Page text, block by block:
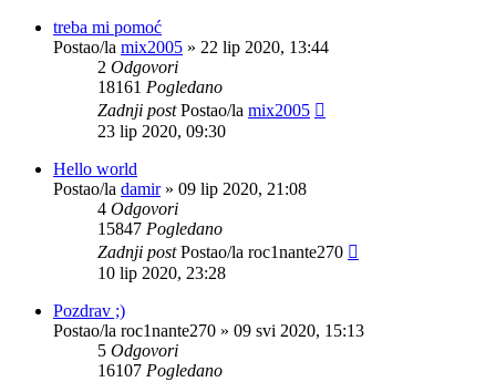
treba mi pomoć
Postao/la mix2005 » 22 lip 2020, 13:44
2 Odgovori
18161 Pogledano
Zadnji postPostao/la mix2005
23 lip 2020, 09:30
Hello world
Postao/la damir» 09 lip 2020, 21:08
4 Odgovori
15847 Pogledano
Zadnji postPostao/la roc1nante270
10 lip 2020, 23:28
Pozdrav ;)
Postao/la roc1nante270 » 09 svi 2020, 15:13
5 Odgovori
16107 Pogledano